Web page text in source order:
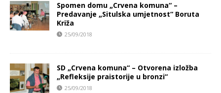
Spomen domu „Crvena komuna“ –
Predavanje „Situlska umjetnost“ Boruta
Križa
25/09/2018
SD „Crvena komuna“ – Otvorena izložba
„Refleksije praistorije u bronzi“
25/09/2018